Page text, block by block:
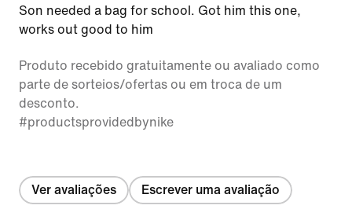
Son needed a bag for school. Got him this one,
works out good to him
Produto recebido gratuitamente ou avaliado como
parte de sorteios/ofertas ou em troca de um
desconto.
#productsprovidedbynike
Ver avaliações Escrever uma avaliação